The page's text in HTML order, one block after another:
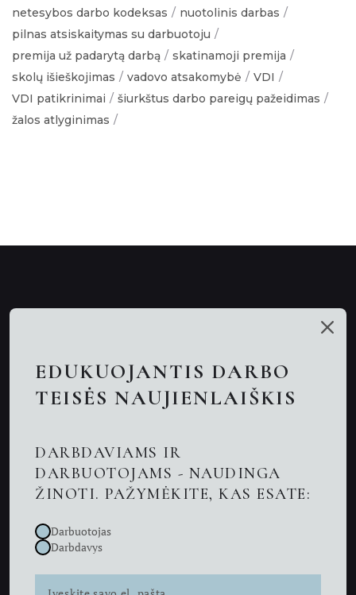
netesybos darbo kodeksas
nuotolinis darbas
pilnas atsiskaitymas su darbuotoju
premija už padarytą darbą
skatinamoji premija
skolų išieškojimas
vadovo atsakomybė
VDI
VDI patikrinimai
šiurkštus darbo pareigų pažeidimas
žalos atlyginimas
Nuotolinės konsultacijos
Advokatas Kaune
Naujienos
EDUKUOJANTIS DARBO
TEISĖS NAUJIENLAIŠKIS
DARBDAVIAMS IR
DARBUOTOJAMS - NAUDINGA
ŽINOTI. PAŽYMĖKITE, KAS ESATE:
Darbuotojas
Darbdavys